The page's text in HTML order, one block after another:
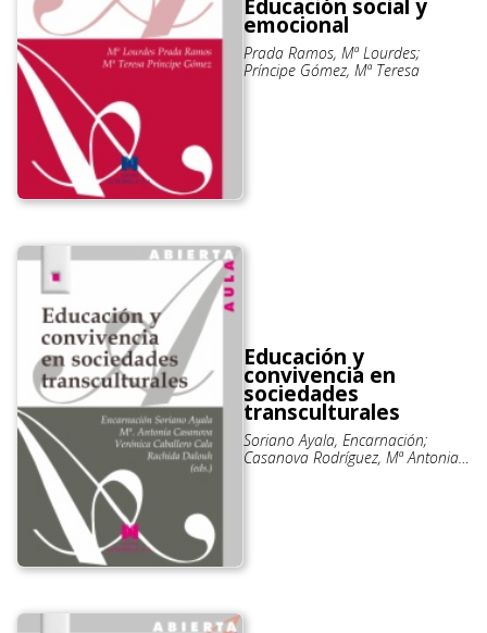
Educación social y
emocional
Prada Ramos, Mª Lourdes;
Príncipe Gómez, Mª Teresa
Educación y
convivencia en
sociedades
transculturales
Soriano Ayala, Encarnación;
Casanova Rodríguez, Mª Antonia;